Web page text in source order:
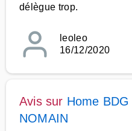
délègue trop.
leoleo
16/12/2020
Avis sur Home BDG
NOMAIN